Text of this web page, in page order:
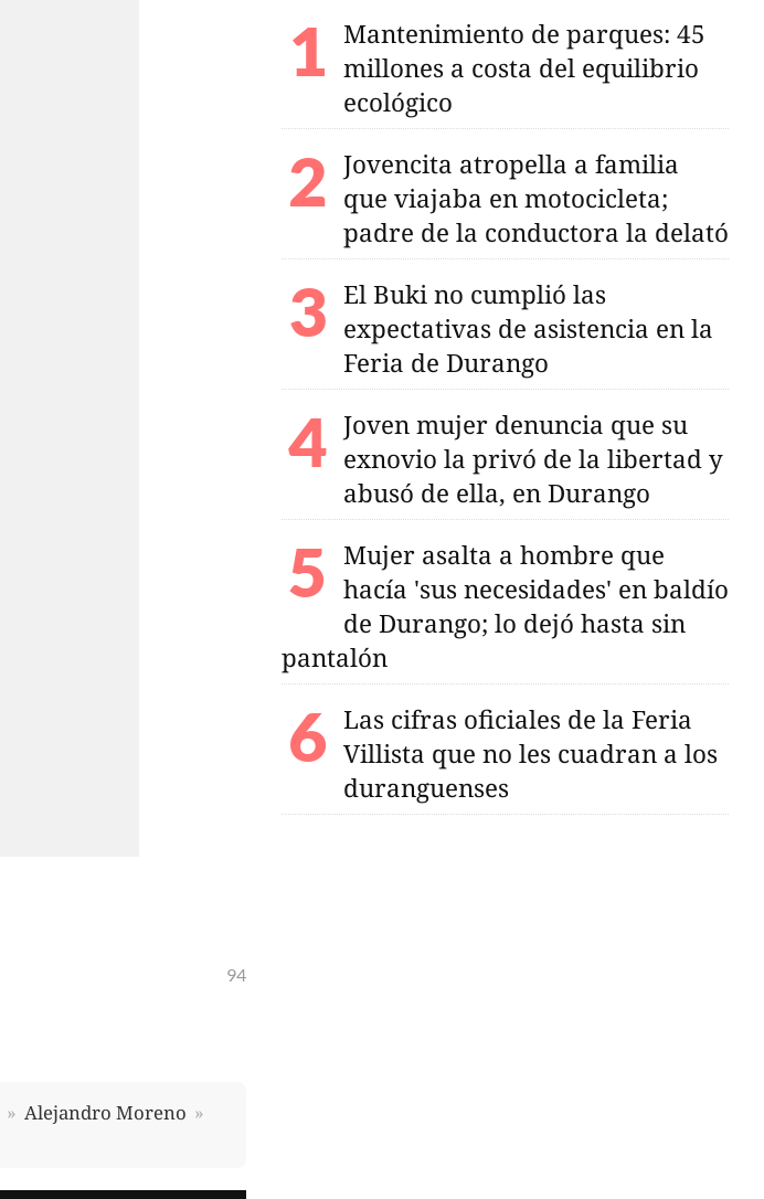
94
Alejandro Moreno
Mantenimiento de parques: 45
millones a costa del equilibrio
ecológico
Jovencita atropella a familia
que viajaba en motocicleta;
padre de la conductora la delató
El Buki no cumplió las
expectativas de asistencia en la
Feria de Durango
Joven mujer denuncia que su
exnovio la privó de la libertad y
abusó de ella, en Durango
Mujer asalta a hombre que
hacía 'sus necesidades' en baldío
de Durango; lo dejó hasta sin
pantalón
Las cifras oficiales de la Feria
Villista que no les cuadran a los
duranguenses